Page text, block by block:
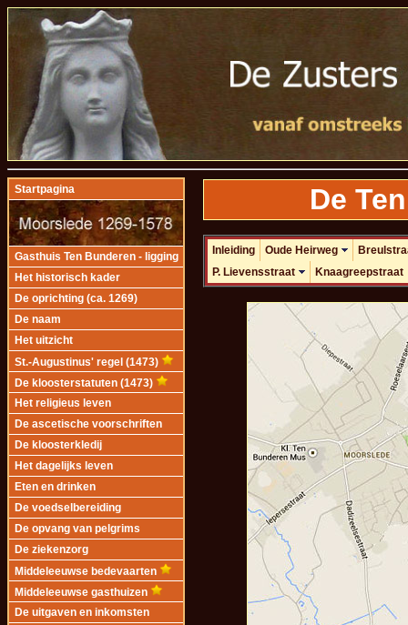
Startpagina
Gasthuis Ten Bunderen - ligging
Het historisch kader
De oprichting (ca. 1269)
De naam
Het uitzicht
St.-Augustinus' regel (1473)
De kloosterstatuten (1473)
Het religieus leven
De ascetische voorschriften
De kloosterkledij
Het dagelijks leven
Eten en drinken
De voedselbereiding
De opvang van pelgrims
De ziekenzorg
Middeleeuwse bedevaarten
Middeleeuwse gasthuizen
De uitgaven en inkomsten
De
Inleiding Oude Heirweg
P. Lievensstraat
Knaagreepstraat